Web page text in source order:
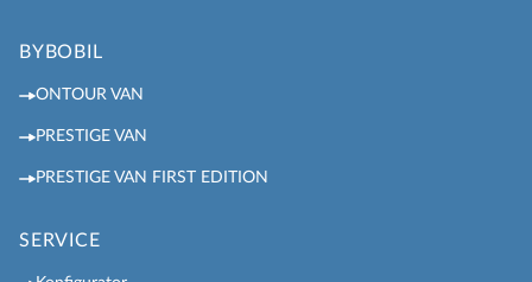
BYBOBIL
ONTOUR VAN
PRESTIGE VAN
PRESTIGE VAN FIRST EDITION
SERVICE